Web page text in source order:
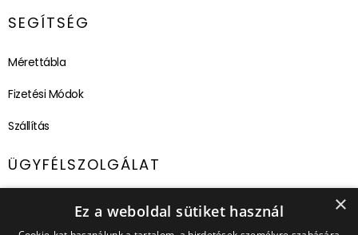
SEGÍTSÉG
Mérettábla
Fizetési Módok
Szállítás
ÜGYFÉLSZOLGÁLAT
ugyfelszolgalat@capland.hu ×
Ez a weboldal sütiket használ